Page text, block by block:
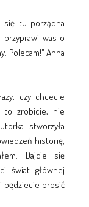
się tu porządna
przyprawi was o
Polecam!" Anna
czy chcecie
to zrobicie, nie
stworzyła
historię,
Dajcie się
świat głównej
będziecie prosić